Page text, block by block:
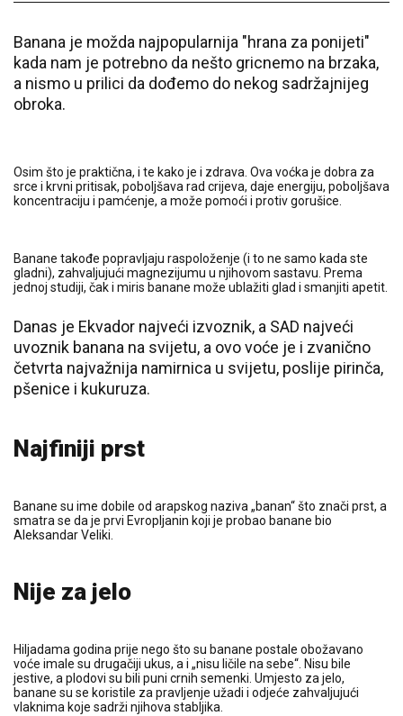
Banana je možda najpopularnija "hrana za ponijeti"
kada nam je potrebno da nešto gricnemo na brzaka,
a nismo u prilici da dođemo do nekog sadržajnijeg
obroka.
Osim što je praktična, i te kako je i zdrava. Ova voćka je dobra za
srce i krvni pritisak, poboljšava rad crijeva, daje energiju, poboljšava
koncentraciju i pamćenje, a može pomoći i protiv gorušice.
Banane takođe popravljaju raspoloženje (i to ne samo kada ste
gladni), zahvaljujući magnezijumu u njihovom sastavu. Prema
jednoj studiji, čak i miris banane može ublažiti glad i smanjiti apetit.
Danas je Ekvador najveći izvoznik, a SAD najveći
uvoznik banana na svijetu, a ovo voće je i zvanično
četvrta najvažnija namirnica u svijetu, poslije pirinča,
pšenice i kukuruza.
Najfiniji prst
Banane su ime dobile od arapskog naziva „banan“ što znači prst, a
smatra se da je prvi Evropljanin koji je probao banane bio
Aleksandar Veliki.
Nije za jelo
Hiljadama godina prije nego što su banane postale obožavano
voće imale su drugačiji ukus, a i „nisu ličile na sebe“. Nisu bile
jestive, a plodovi su bili puni crnih semenki. Umjesto za jelo,
banane su se koristile za pravljenje užadi i odjeće zahvaljujući
vlaknima koje sadrži njihova stabljika.